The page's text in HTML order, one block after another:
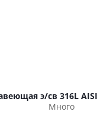
э/св 316L AISI
Много